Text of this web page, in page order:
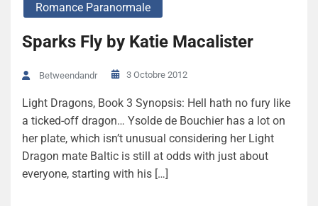
Romance Paranormale
Sparks Fly by Katie Macalister
Betweendandr 3 Octobre 2012
Light Dragons, Book 3 Synopsis: Hell hath no fury like
a ticked-off dragon… Ysolde de Bouchier has a lot on
her plate, which isn’t unusual considering her Light
Dragon mate Baltic is still at odds with just about
everyone, starting with his […]